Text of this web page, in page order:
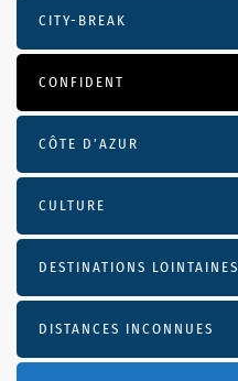
CITY-BREAK
CONFIDENT
CÔTE D’AZUR
CULTURE
DESTINATIONS LOINTAINES
DISTANCES INCONNUES